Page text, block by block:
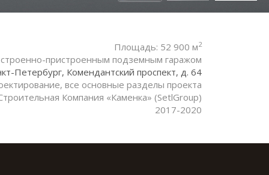
Площадь: 52 900 м2
пристроенным подземным гаражом
Петербург, Комендантский проспект, д. 64
все основные разделы проекта
Компания «Каменка» (SetlGroup)
2017-2020